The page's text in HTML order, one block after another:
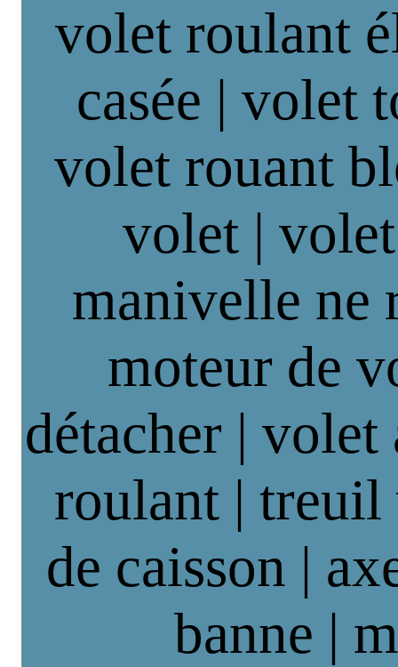
volet roulant
casée | volet
volet rouant
volet |
manivelle ne
moteur de
détacher | volet
roulant |
de caisson |
banne |